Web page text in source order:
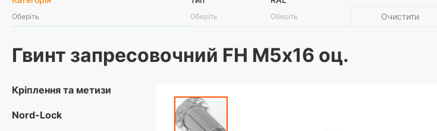
Оберіть Оберіть Оберіть Очистити
Гвинт запресовочний FH М5х16 оц.
Перейти
до
кінця
Кріплення та метизи
Nord-Lock